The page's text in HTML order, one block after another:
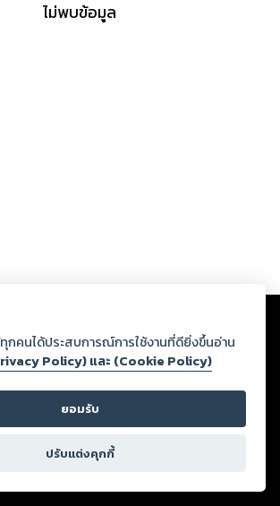
ไม่พบข้อมูล
ปโหลดผ่านเว็บไซต์และปรากฏว่าละเมิดสิทธิใน
คคลอื่นหรือขัดต่อกฎหมายและศีลธรรม ดังนั้น ผู้อ่าน
ณในการกลั่นกรองด้วยตนเอง และหากท่านพบว่าส่วน
และศีลธรรม กรุณาแจ้งมายังบริษัท เพื่อทีมงานจะได้
ทางสตอรี่ล็อกขอสงวนลิขสิทธิ์ตามพระราชบัญญัติ
าสุด)
ทุกคนได้ประสบการณ์การใช้งานที่ดียิ่งขึ้นอ่าน
Policy) และ (Cookie Policy)
ยอมรับ
ปรับแต่งคุกกี้